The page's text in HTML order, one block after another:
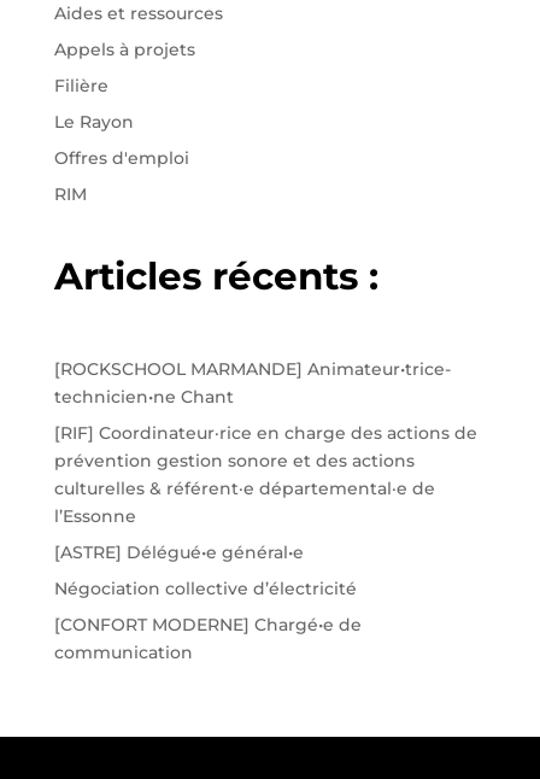
Aides et ressources
Appels à projets
Filière
Le Rayon
Offres d'emploi
RIM
Articles récents :
[ROCKSCHOOL MARMANDE] Animateur•trice-
technicien•ne Chant
[RIF] Coordinateur·rice en charge des actions de
prévention gestion sonore et des actions
culturelles & référent·e départemental·e de
l’Essonne
[ASTRE] Délégué•e général•e
Négociation collective d’électricité
[CONFORT MODERNE] Chargé•e de
communication